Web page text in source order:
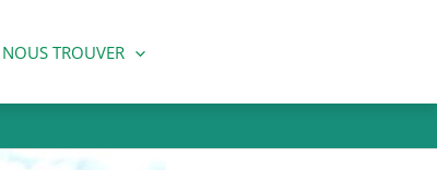
NOUS TROUVER